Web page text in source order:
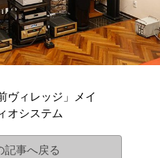
ヴィレッジ」メイ
オシステム
記事へ戻る